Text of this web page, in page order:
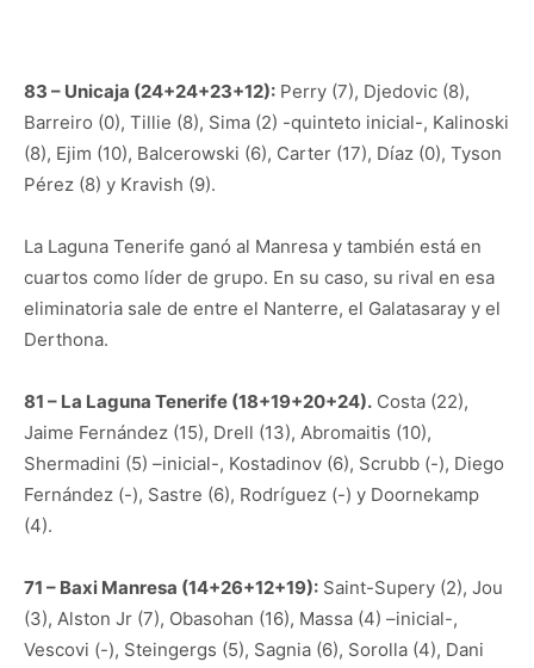
83 – Unicaja (24+24+23+12): Perry (7), Djedovic (8),
Barreiro (0), Tillie (8), Sima (2) -quinteto inicial-, Kalinoski
(8), Ejim (10), Balcerowski (6), Carter (17), Díaz (0), Tyson
Pérez (8) y Kravish (9).
La Laguna Tenerife ganó al Manresa y también está en
cuartos como líder de grupo. En su caso, su rival en esa
eliminatoria sale de entre el Nanterre, el Galatasaray y el
Derthona.
81 – La Laguna Tenerife (18+19+20+24). Costa (22),
Jaime Fernández (15), Drell (13), Abromaitis (10),
Shermadini (5) –inicial-, Kostadinov (6), Scrubb (-), Diego
Fernández (-), Sastre (6), Rodríguez (-) y Doornekamp
(4).
71 – Baxi Manresa (14+26+12+19): Saint-Supery (2), Jou
(3), Alston Jr (7), Obasohan (16), Massa (4) –inicial-,
Vescovi (-), Steingergs (5), Sagnia (6), Sorolla (4), Dani